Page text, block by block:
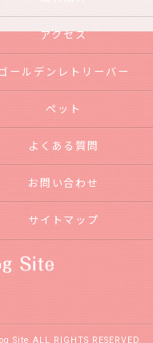
アクセス
ールデンレトリーバー
ペット
よくある質問
お問い合わせ
サイトマップ
Site ALL RIGHTS RESERVED.